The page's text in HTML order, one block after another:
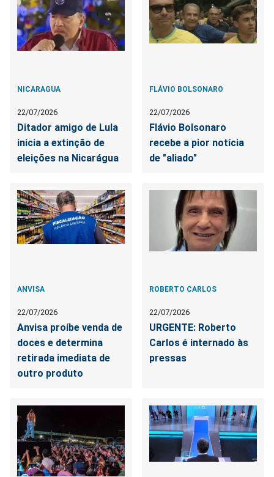
NICARAGUA
22/07/2026
Ditador amigo de Lula
inicia a extinção de
eleições na Nicarágua
FLÁVIO BOLSONARO
22/07/2026
Flávio Bolsonaro
recebe a pior notícia
de "aliado"
ANVISA
22/07/2026
Anvisa proíbe venda de
doces e determina
retirada imediata de
outro produto
ROBERTO CARLOS
22/07/2026
URGENTE: Roberto
Carlos é internado às
pressas